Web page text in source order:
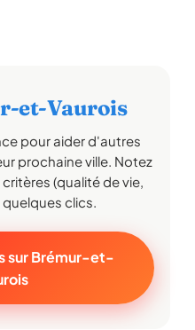
et-Vaurois
pour aider d'autres
prochaine ville. Notez
(qualité de vie,
clics.
sur Brémur-et-